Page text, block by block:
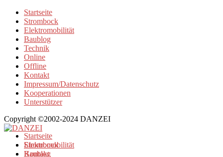
Startseite
Strombock
Elektromobilität
Baublog
Technik
Online
Offline
Kontakt
Impressum/Datenschutz
Kooperationen
Unterstützer
Copyright ©2002-2024 DANZEI
Startseite
Strombock
Kontakt
Elektromobilität
Baublog